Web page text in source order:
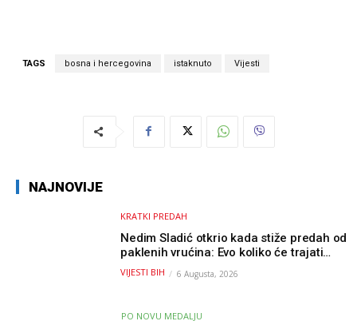
TAGS bosna i hercegovina istaknuto Vijesti
NAJNOVIJE
KRATKI PREDAH
Nedim Sladić otkrio kada stiže predah od
paklenih vrućina: Evo koliko će trajati
osvježenje u BiH
VIJESTI BIH 6 Augusta, 2026
PO NOVU MEDALJU